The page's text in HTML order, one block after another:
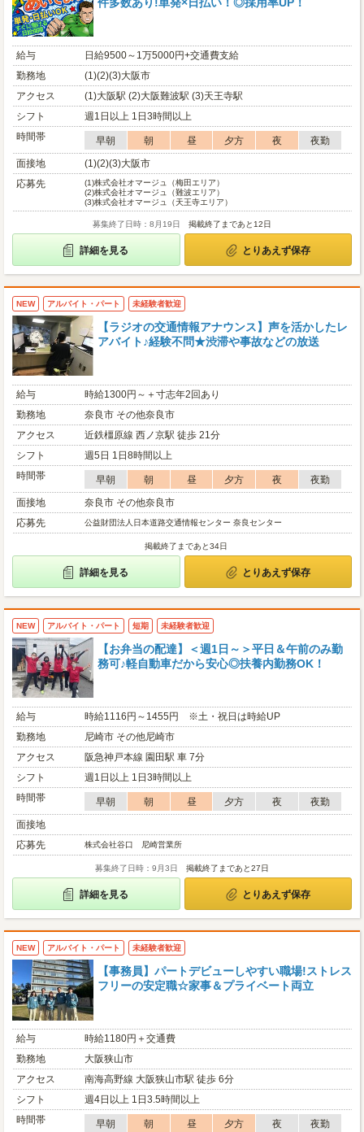
給与
日給9500～1万5000円+交通費支給
勤務地
(1)(2)(3)大阪市
アクセス
(1)大阪駅 (2)大阪難波駅 (3)天王寺駅
シフト
週1日以上 1日3時間以上
時間帯
早朝 朝 昼 夕方 夜
夜勤
面接地
(1)(2)(3)大阪市
応募先
(1)株式会社オマージュ（梅田エリア）
(2)株式会社オマージュ（難波エリア）
(3)株式会社オマージュ（天王寺エリア）
募集終了日時：8月19日 掲載終了まであと12日
詳細を見る とりあえず保存
NEW アルバイト・パート 未経験者歓迎
【ラジオの交通情報アナウンス】声を活かしたレ
アバイト♪経験不問★渋滞や事故などの放送
給与
時給1300円～＋寸志年2回あり
勤務地
奈良市 その他奈良市
アクセス
近鉄橿原線 西ノ京駅 徒歩 21分
シフト
週5日 1日8時間以上
時間帯
早朝 朝 昼 夕方 夜
夜勤
面接地
奈良市 その他奈良市
応募先
公益財団法人日本道路交通情報センター 奈良センター
掲載終了まであと34日
詳細を見る とりあえず保存
NEW アルバイト・パート 短期 未経験者歓迎
【お弁当の配達】＜週1日～＞平日＆午前のみ勤
務可♪軽自動車だから安心◎扶養内勤務OK！
給与
時給1116円～1455円 ※土・祝日は時給UP
勤務地
尼崎市 その他尼崎市
アクセス
阪急神戸本線 園田駅 車 7分
シフト
週1日以上 1日3時間以上
時間帯
早朝 朝 昼 夕方 夜
夜勤
面接地
応募先
株式会社谷口 尼崎営業所
募集終了日時：9月3日 掲載終了まであと27日
詳細を見る とりあえず保存
NEW アルバイト・パート 未経験者歓迎
【事務員】パートデビューしやすい職場!ストレス
フリーの安定職☆家事＆プライベート両立
給与
時給1180円＋交通費
勤務地
大阪狭山市
アクセス
南海高野線 大阪狭山市駅 徒歩 6分
シフト
週4日以上 1日3.5時間以上
時間帯
早朝 朝 昼 夕方 夜 夜勤